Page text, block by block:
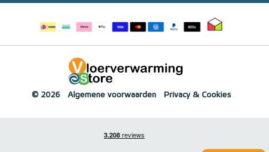
© 2026 Algemene voorwaarden Privacy & Cookies